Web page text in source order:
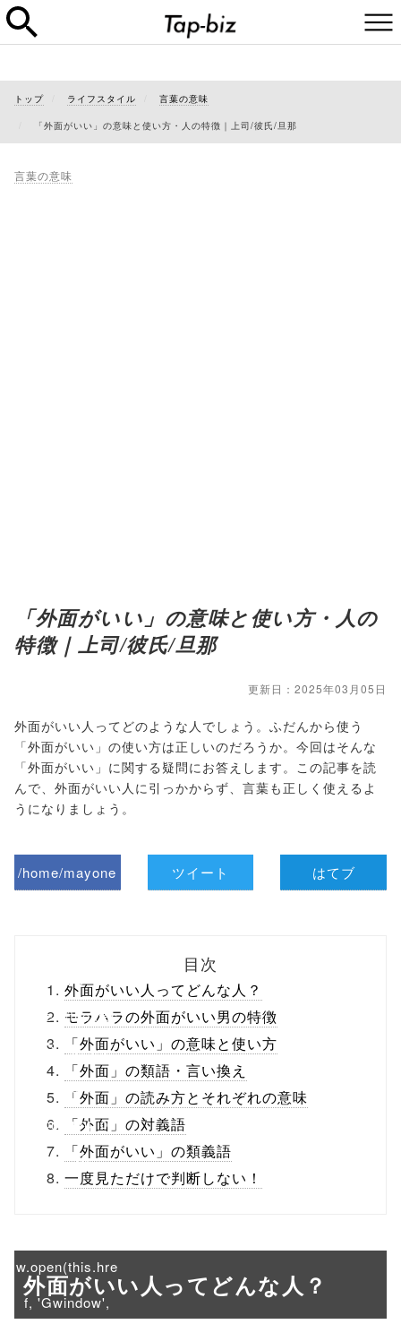
トップ ライフスタイル 言葉の意味
「外面がいい」の意味と使い方・人の特徴｜上司/彼氏/旦那
言葉の意味
「外面がいい」の意味と使い方・人の
特徴｜上司/彼氏/旦那
更新日：2025年03月05日
外面がいい人ってどのような人でしょう。ふだんから使う
「外面がいい」の使い方は正しいのだろうか。今回はそんな
「外面がいい」に関する疑問にお答えします。この記事を読
んで、外面がいい人に引っかからず、言葉も正しく使えるよ
うになりましょう。
/home/mayone
ml/wp-
content/themes
/tapbiz_theme/
parts/sns-
buttons.php on
line10
/1052419"
w.open(this.hre
f, 'Gwindow',
ツイート はてブ
目次
外面がいい人ってどんな人？
モラハラの外面がいい男の特徴
「外面がいい」の意味と使い方
「外面」の類語・言い換え
「外面」の読み方とそれぞれの意味
「外面」の対義語
「外面がいい」の類義語
一度見ただけで判断しない！
外面がいい人ってどんな人？